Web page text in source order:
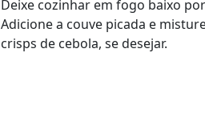
Deixe cozinhar em fogo baixo
Adicione a couve picada e
crisps de cebola, se desejar.